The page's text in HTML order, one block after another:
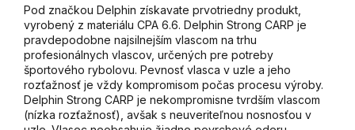
Pod značkou Delphin získavate prvotriedny produkt,
vyrobený z materiálu CPA 6.6. Delphin Strong CARP je
pravdepodobne najsilnejším vlascom na trhu
profesionálnych vlascov, určených pre potreby
športového rybolovu. Pevnosť vlasca v uzle a jeho
rozťažnosť je vždy kompromisom počas procesu výroby.
Delphin Strong CARP je nekompromisne tvrdším vlascom
(nízka rozťažnosť), avšak s neuveriteľnou nosnosťou v